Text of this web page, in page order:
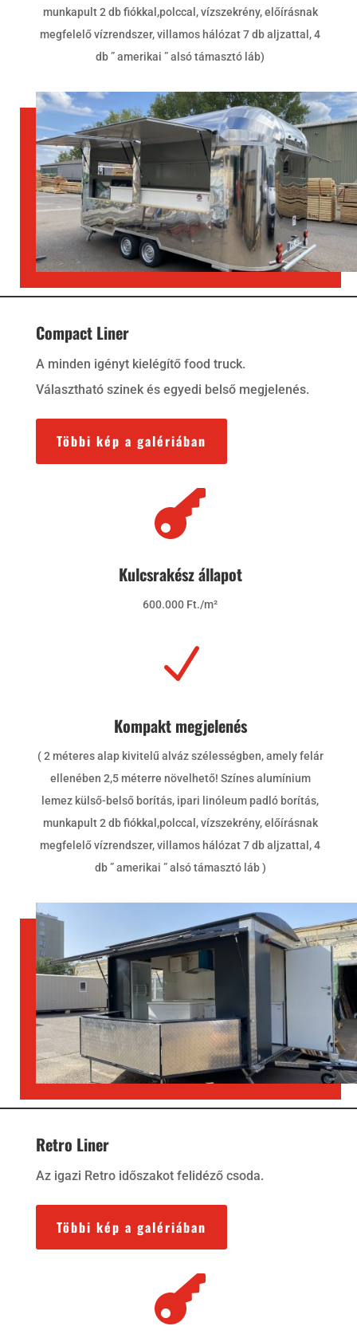
munkapult 2 db fiókkal,polccal, vízszekrény, előírásnak
megfelelő vízrendszer, villamos hálózat 7 db aljzattal, 4
db ” amerikai ” alsó támasztó láb)
Compact Liner
A minden igényt kielégítő food truck.
Választható szinek és egyedi belső megjelenés.
Többi kép a galériában

Kulcsrakész állapot
600.000 Ft./m²
N
Kompakt megjelenés
( 2 méteres alap kivitelű alváz szélességben, amely felár
ellenében 2,5 méterre növelhető! Színes alumínium
lemez külső-belső borítás, ipari linóleum padló borítás,
munkapult 2 db fiókkal,polccal, vízszekrény, előírásnak
megfelelő vízrendszer, villamos hálózat 7 db aljzattal, 4
db ” amerikai ” alsó támasztó láb )
Retro Liner
Az igazi Retro időszakot felidéző csoda.
Többi kép a galériában
